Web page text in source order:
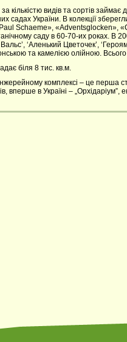
видів та сортів займає
садах України. В колекції
Schaeme», «Adventsglocken»,
саду в 60-70-их роках. В
‘Аленький Цветочек’,
та камелією олійною. Всього
біля 8 тис. кв.м.
комплексі – це перша
вперше в Україні –